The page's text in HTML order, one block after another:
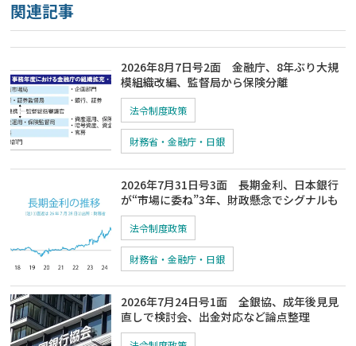
関連記事
2026年8月7日号2面 金融庁、8年ぶり大規
模組織改編、監督局から保険分離
法令制度政策
財務省・金融庁・日銀
2026年7月31日号3面 長期金利、日本銀行
が“市場に委ね”3年、財政懸念でシグナルも
法令制度政策
財務省・金融庁・日銀
2026年7月24日号1面 全銀協、成年後見見
直しで検討会、出金対応など論点整理